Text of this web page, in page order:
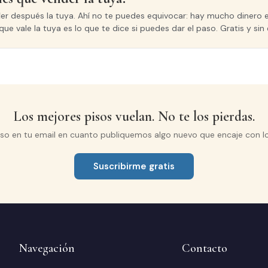
después la tuya. Ahí no te puedes equivocar: hay mucho dinero
vale la tuya es lo que te dice si puedes dar el paso. Gratis y sin
Los mejores pisos vuelan. No te los pierdas.
en tu email en cuanto publiquemos algo nuevo que encaje con
Suscribirme gratis
Navegación Contacto